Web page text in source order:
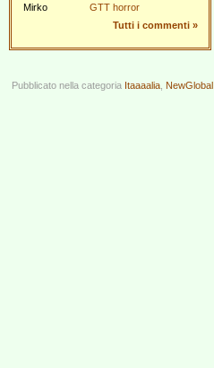
Mirko
GTT horror
Tutti i commenti »
Pubblicato nella categoria Itaaaalia NewGlobal